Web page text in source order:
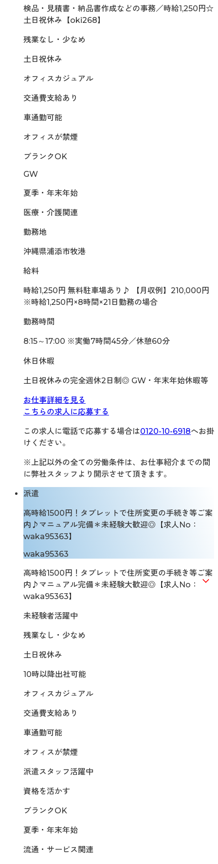
検品・見積書・納品書作成などの事務／時給1,250円☆
土日祝休み【oki268】
残業なし・少なめ
土日祝休み
オフィスカジュアル
交通費支給あり
車通勤可能
オフィスが禁煙
ブランクOK
GW
夏季・年末年始
医療・介護関連
勤務地
沖縄県浦添市牧港
給料
時給1,250円 無料駐車場あり♪ 【月収例】210,000円
※時給1,250円×8時間×21日勤務の場合
勤務時間
8:15～17:00 ※実働7時間45分／休憩60分
休日休暇
土日祝休みの完全週休2日制◎ GW・年末年始休暇等
お仕事詳細を見る
こちらの求人に応募する
この求人に電話で応募する場合は0120-10-6918へお掛
けください。
※上記以外の全ての労働条件は、お仕事紹介までの間
に弊社スタッフより開示させて頂きます。
派遣
高時給1500円！タブレットで住所変更の手続き等ご案
内♪マニュアル完備＊未経験大歓迎◎【求人No：
waka95363】
waka95363
高時給1500円！タブレットで住所変更の手続き等ご案
内♪マニュアル完備＊未経験大歓迎◎【求人No：
waka95363】
未経験者活躍中
残業なし・少なめ
土日祝休み
10時以降出社可能
オフィスカジュアル
交通費支給あり
車通勤可能
オフィスが禁煙
派遣スタッフ活躍中
資格を活かす
ブランクOK
夏季・年末年始
流通・サービス関連